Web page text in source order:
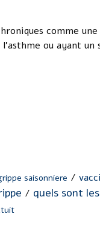
comme
ou ayant
saisonniere /
/ quels sont